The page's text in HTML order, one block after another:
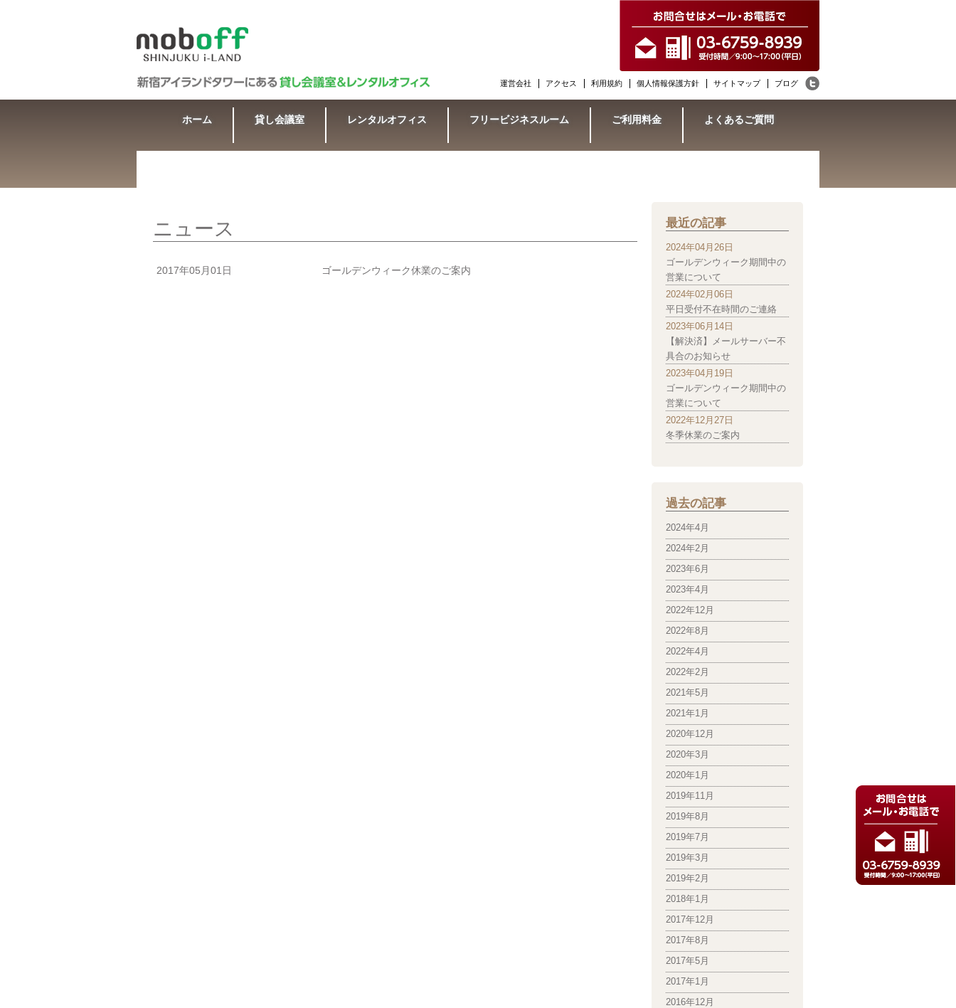
運営会社 アクセス 利用規約 個人情報保護方針 サイトマップ ブログ
ホーム 貸し会議室 レンタルオフィス フリービジネスルーム ご利用料金 よくあるご質問
ニュース
2017年05月01日 ゴールデンウィーク休業のご案内
最近の記事
2024年04月26日
ゴールデンウィーク期間中の
営業について
2024年02月06日
平日受付不在時間のご連絡
2023年06月14日
【解決済】メールサーバー不
具合のお知らせ
2023年04月19日
ゴールデンウィーク期間中の
営業について
2022年12月27日
冬季休業のご案内
過去の記事
2024年4月
2024年2月
2023年6月
2023年4月
2022年12月
2022年8月
2022年4月
2022年2月
2021年5月
2021年1月
2020年12月
2020年3月
2020年1月
2019年11月
2019年8月
2019年7月
2019年3月
2019年2月
2018年1月
2017年12月
2017年8月
2017年5月
2017年1月
2016年12月